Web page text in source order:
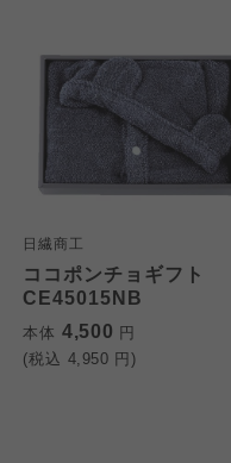
日繊商工
ココポンチョギフト
CE45015NB
本体 4,500 円
(税込 4,950 円)